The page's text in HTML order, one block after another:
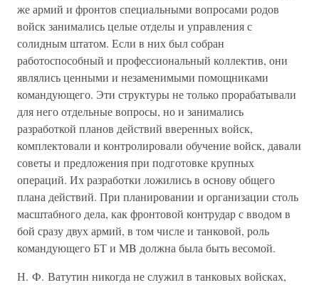
же армий и фронтов специальными вопросами родов
войск занимались целые отделы и управления с
солидным штатом. Если в них был собран
работоспособный и профессиональный коллектив, они
являлись ценными и незаменимыми помощниками
командующего. Эти структуры не только прорабатывали
для него отдельные вопросы, но и занимались
разработкой планов действий вверенных войск,
комплектовали и контролировали обучение войск, давали
советы и предложения при подготовке крупных
операций. Их разработки ложились в основу общего
плана действий. При планировании и организации столь
масштабного дела, как фронтовой контрудар с вводом в
бой сразу двух армий, в том числе и танковой, роль
командующего БТ и MB должна была быть весомой.
Н. Ф. Ватутин никогда не служил в танковых войсках,